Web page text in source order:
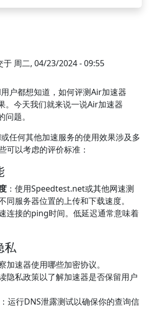
于 周二, 04/23/2024 - 09:55
户都想知道，如何评测Air加速器
。今天我们就来说一说Air加速器
题。
任何其他加速服务的使用效果涉及多
可以考虑的评价标准：
：使用Speedtest.net或其他网速测
同服务器位置的上传和下载速度。
连接的ping时间。低延迟通常意味着
私
加速器使用哪些加密协议。
隐私政策以了解加速器是否保留用户
：运行DNS泄露测试以确保你的查询信